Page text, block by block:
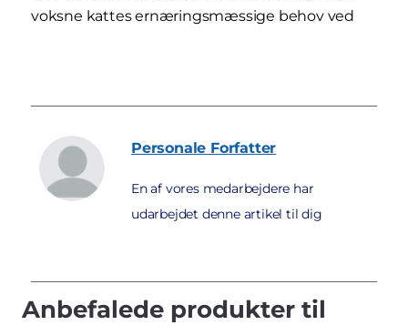
voksne kattes ernæringsmæssige behov ved
Personale Forfatter
En af vores medarbejdere har
udarbejdet denne artikel til dig
Anbefalede produkter til